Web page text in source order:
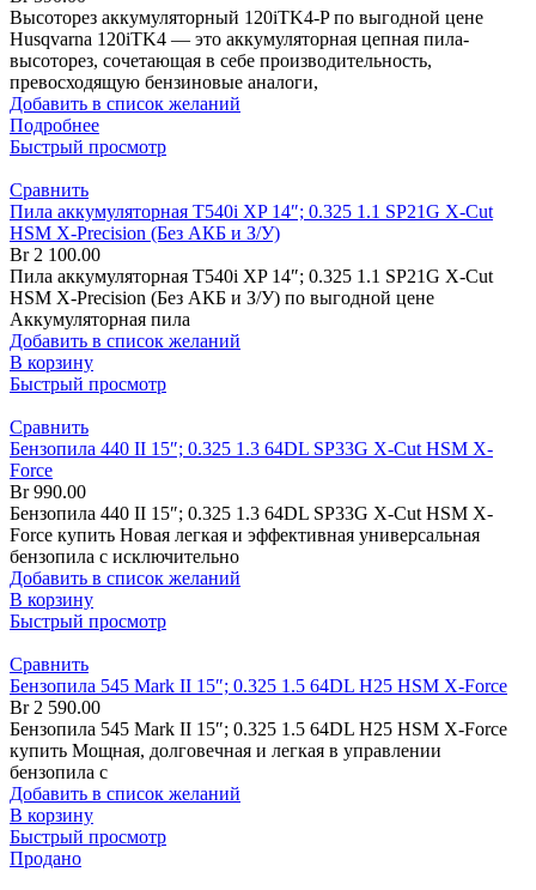
Высоторез аккумуляторный 120iTK4-P по выгодной цене
Husqvarna 120iTK4 — это аккумуляторная цепная пила-
высоторез, сочетающая в себе производительность,
превосходящую бензиновые аналоги,
Добавить в список желаний
Подробнее
Быстрый просмотр
Сравнить
Пила аккумуляторная T540i XP 14″; 0.325 1.1 SP21G X-Cut
HSM X-Precision (Без АКБ и З/У)
Br2 100.00
Пила аккумуляторная T540i XP 14″; 0.325 1.1 SP21G X-Cut
HSM X-Precision (Без АКБ и З/У) по выгодной цене
Аккумуляторная пила
Добавить в список желаний
В корзину
Быстрый просмотр
Сравнить
Бензопила 440 II 15″; 0.325 1.3 64DL SP33G X-Cut HSM X-
Force
Br990.00
Бензопила 440 II 15″; 0.325 1.3 64DL SP33G X-Cut HSM X-
Force купить Новая легкая и эффективная универсальная
бензопила с исключительно
Добавить в список желаний
В корзину
Быстрый просмотр
Сравнить
Бензопила 545 Mark II 15″; 0.325 1.5 64DL H25 HSM X-Force
Br2 590.00
Бензопила 545 Mark II 15″; 0.325 1.5 64DL H25 HSM X-Force
купить Мощная, долговечная и легкая в управлении
бензопила с
Добавить в список желаний
В корзину
Быстрый просмотр
Продано